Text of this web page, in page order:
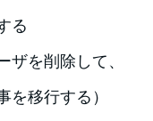
る
ザを削除して、
を移行する）